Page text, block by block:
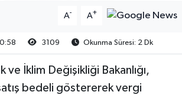
A- A+
3109 Okunma Süresi: 2 Dk
ve İklim Değişikliği Bakanlığı,
bedeli göstererek vergi